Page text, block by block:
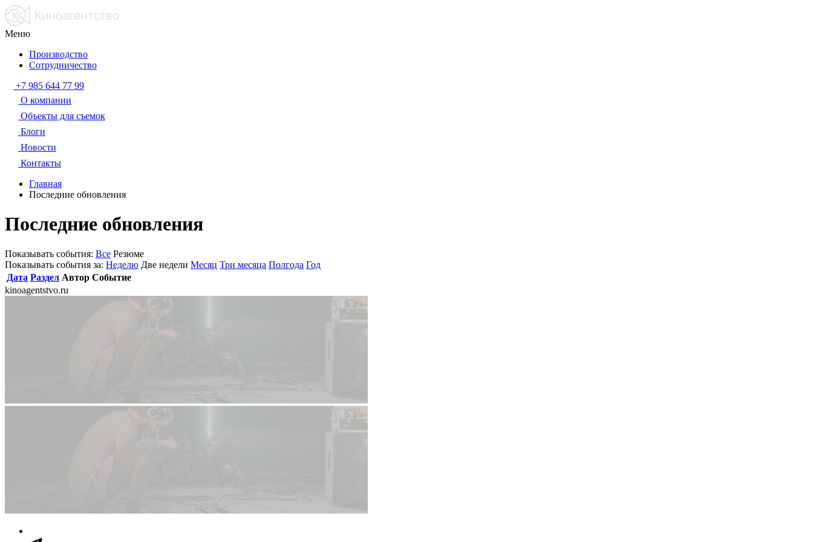
Меню
Производство
Сотрудничество
+7 985 644 77 99
О компании
Объекты для съемок
Блоги
Новости
Контакты
Главная
Последние обновления
Последние обновления
Показывать события: Все Резюме
Показывать события за: Неделю Две недели Месяц Три месяца Полгода Год
Дата Раздел Автор Событие
kinoagentstvo.ru